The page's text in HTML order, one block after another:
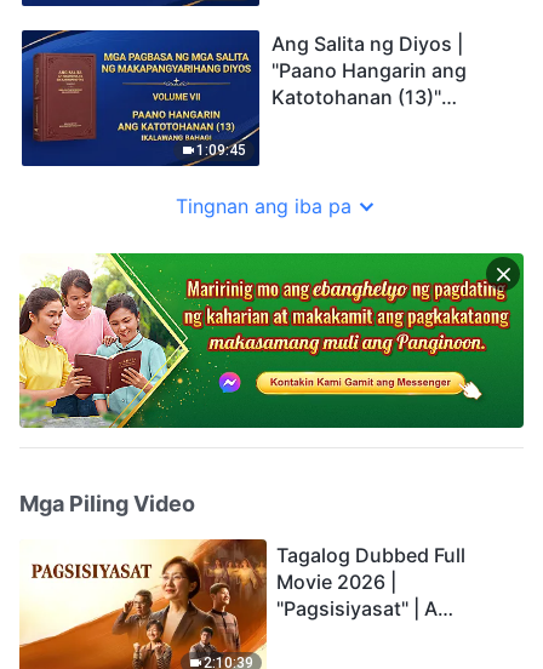
1:09:45
Ang Salita ng Diyos |
"Paano Hangarin ang
Katotohanan (13)"
Tingnan ang iba pa
Mga Piling Video
2:10:39
Tagalog Dubbed Full
Movie 2026 |
"Pagsisiyasat" | A